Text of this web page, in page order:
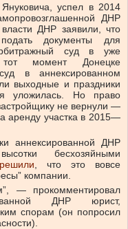
успел в 2014
ДНР
ДНР заявили, что
документы для
суд в уже
момент Донецке
в аннексированном
выходные и праздники
уложилась. Но право
не вернули —
аренду участка в 2015—
аннексированной ДНР
бесхозяйными
решили , что это вовсе
компании.
— прокомментировал
ДНР юрист,
спорам (он попросил